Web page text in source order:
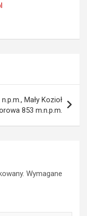
Mały Kozioł
853 m.n.p.m.
Wymagane